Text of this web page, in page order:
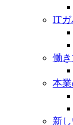
ITガ
働
本
新